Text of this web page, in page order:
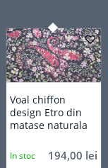
Voal chiffon
design Etro din
matase naturala
194,00 lei
In stoc